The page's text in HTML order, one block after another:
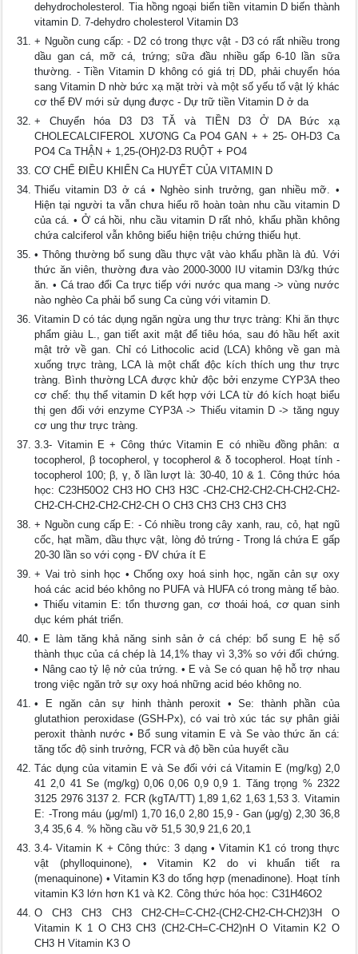
dehydrocholesterol. Tia hồng ngoại biến tiền vitamin D biến thành
vitamin D. 7-dehydro cholesterol Vitamin D3
+ Nguồn cung cấp: - D2 có trong thực vật - D3 có rất nhiều trong
dầu gan cá, mỡ cá, trứng; sữa đầu nhiều gấp 6-10 lần sữa
thường. - Tiền Vitamin D không có giá trị DD, phải chuyển hóa
sang Vitamin D nhờ bức xạ mặt trời và một số yếu tố vật lý khác
cơ thể ĐV mới sử dụng được - Dự trữ tiền Vitamin D ở da
+ Chuyển hóa D3 D3 TĂ và TIỀN D3 Ở DA Bức xạ
CHOLECALCIFEROL XƯƠNG Ca PO4 GAN + + 25- OH-D3 Ca
PO4 Ca THẬN + 1,25-(OH)2-D3 RUỘT + PO4
CƠ CHẾ ĐIỀU KHIỂN Ca HUYẾT CỦA VITAMIN D
Thiếu vitamin D3 ở cá • Nghèo sinh trưởng, gan nhiều mỡ. •
Hiện tại người ta vẫn chưa hiểu rõ hoàn toàn nhu cầu vitamin D
của cá. • Ở cá hồi, nhu cầu vitamin D rất nhỏ, khẩu phần không
chứa calciferol vẫn không biểu hiện triệu chứng thiếu hụt.
• Thông thường bổ sung dầu thực vật vào khẩu phần là đủ. Với
thức ăn viên, thường đưa vào 2000-3000 IU vitamin D3/kg thức
ăn. • Cá trao đổi Ca trực tiếp với nước qua mang -> vùng nước
nào nghèo Ca phải bổ sung Ca cùng với vitamin D.
Vitamin D có tác dụng ngăn ngừa ung thư trực tràng: Khi ăn thực
phẩm giàu L., gan tiết axit mật để tiêu hóa, sau đó hầu hết axit
mật trở về gan. Chỉ có Lithocolic acid (LCA) không về gan mà
xuống trực tràng, LCA là một chất độc kích thích ung thư trực
tràng. Bình thường LCA được khử độc bởi enzyme CYP3A theo
cơ chế: thụ thể vitamin D kết hợp với LCA từ đó kích hoạt biểu
thị gen đối với enzyme CYP3A -> Thiếu vitamin D -> tăng nguy
cơ ung thư trực tràng.
3.3- Vitamin E + Công thức Vitamin E có nhiều đồng phân: α
tocopherol, β tocopherol, γ tocopherol & δ tocopherol. Hoạt tính -
tocopherol 100; β, γ, δ lần lượt là: 30-40, 10 & 1. Công thức hóa
học: C23H50O2 CH3 HO CH3 H3C -CH2-CH2-CH2-CH-CH2-CH2-
CH2-CH-CH2-CH2-CH2-CH O CH3 CH3 CH3 CH3 CH3
+ Nguồn cung cấp E: - Có nhiều trong cây xanh, rau, cỏ, hạt ngũ
cốc, hạt mầm, dầu thực vật, lòng đỏ trứng - Trong lá chứa E gấp
20-30 lần so với cọng - ĐV chứa ít E
+ Vai trò sinh học • Chống oxy hoá sinh học, ngăn cản sự oxy
hoá các acid béo không no PUFA và HUFA có trong màng tế bào.
• Thiếu vitamin E: tổn thương gan, cơ thoái hoá, cơ quan sinh
dục kém phát triển.
• E làm tăng khả năng sinh sản ở cá chép: bổ sung E hệ số
thành thục của cá chép là 14,1% thay vì 3,3% so với đối chứng.
• Nâng cao tỷ lệ nở của trứng. • E và Se có quan hệ hỗ trợ nhau
trong việc ngăn trở sự oxy hoá những acid béo không no.
• E ngăn cản sự hinh thành peroxit • Se: thành phần của
glutathion peroxidase (GSH-Px), có vai trò xúc tác sự phân giải
peroxit thành nước • Bổ sung vitamin E và Se vào thức ăn cá:
tăng tốc độ sinh trưởng, FCR và độ bền của huyết cầu
Tác dụng của vitamin E và Se đối với cá Vitamin E (mg/kg) 2,0
41 2,0 41 Se (mg/kg) 0,06 0,06 0,9 0,9 1. Tăng trọng % 2322
3125 2976 3137 2. FCR (kgTA/TT) 1,89 1,62 1,63 1,53 3. Vitamin
E: -Trong máu (μg/ml) 1,70 16,0 2,80 15,9 - Gan (μg/g) 2,30 36,8
3,4 35,6 4. % hồng cầu vỡ 51,5 30,9 21,6 20,1
3.4- Vitamin K + Công thức: 3 dạng • Vitamin K1 có trong thực
vật (phylloquinone), • Vitamin K2 do vi khuẩn tiết ra
(menaquinone) • Vitamin K3 do tổng hợp (menadinone). Hoạt tính
vitamin K3 lớn hơn K1 và K2. Công thức hóa học: C31H46O2
O CH3 CH3 CH3 CH2-CH=C-CH2-(CH2-CH2-CH-CH2)3H O
Vitamin K 1 O CH3 CH3 (CH2-CH=C-CH2)nH O Vitamin K2 O
CH3 H Vitamin K3 O